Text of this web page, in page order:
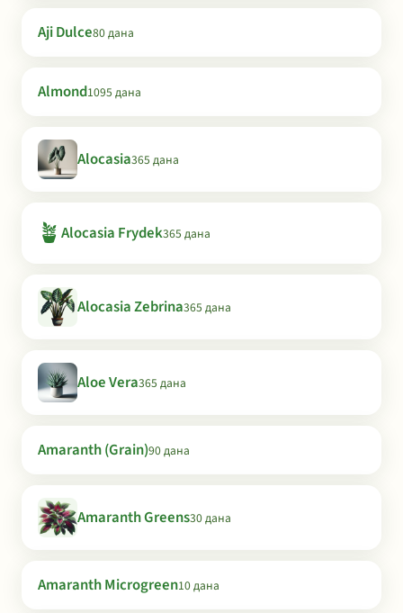
Aji Dulce80 дана
Almond1095 дана
Alocasia365 дана
🪴 Alocasia Frydek365 дана
Alocasia Zebrina365 дана
Aloe Vera365 дана
Amaranth (Grain)90 дана
Amaranth Greens30 дана
Amaranth Microgreen10 дана